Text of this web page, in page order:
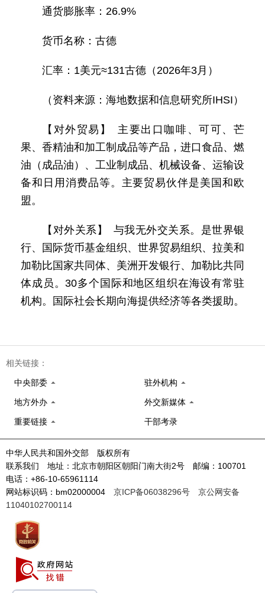
通货膨胀率：26.9%
货币名称：古德
汇率：1美元≈131古德（2026年3月）
（资料来源：海地数据和信息研究所IHSI）
【对外贸易】 主要出口咖啡、可可、芒
果、香精油和加工制成品等产品，进口食品、燃
油（成品油）、工业制成品、机械设备、运输设
备和日用消费品等。主要贸易伙伴是美国和欧
盟。
【对外关系】 与我无外交关系。是世界银
行、国际货币基金组织、世界贸易组织、拉美和
加勒比国家共同体、美洲开发银行、加勒比共同
体成员。30多个国际和地区组织在海设有常驻
机构。国际社会长期向海提供经济等各类援助。
相关链接：
中央部委 驻外机构
地方外办 外交新媒体
重要链接 干部考录
中华人民共和国外交部 版权所有
联系我们 地址：北京市朝阳区朝阳门南大街2号 邮编：100701
电话：+86-10-65961114
网站标识码：bm02000004 京ICP备06038296号
京公网安备
11040102700114